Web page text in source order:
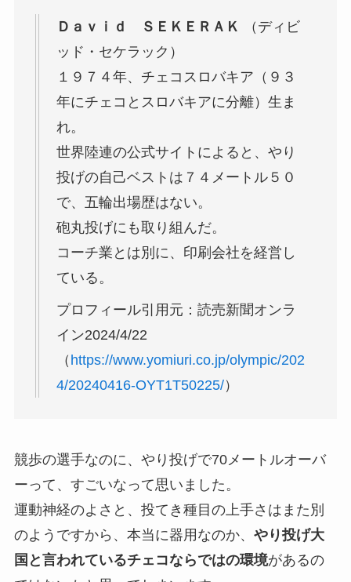
Ｄａｖｉｄ ＳＥＫＥＲＡＫ
（ディビ
ッド・セケラック）
１９７４年、チェコスロバキア（９３
年にチェコとスロバキアに分離）生ま
れ。
世界陸連の公式サイトによると、やり
投げの自己ベストは７４メートル５０
で、五輪出場歴はない。
砲丸投げにも取り組んだ。
コーチ業とは別に、印刷会社を経営し
ている。
プロフィール引用元：読売新聞オンラ
イン2024/4/22
（ https://www.yomiuri.co.jp/olympic/202
4/20240416-OYT1T50225/）
競歩の選手なのに、やり投げで70メートルオーバ
ーって、すごいなって思いました。
運動神経のよさと、投てき種目の上手さはまた別
のようですから、本当に器用なのか、 やり投げ大
国と言われているチェコならではの環境があるの